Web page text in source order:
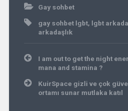
Gay sohbet
gay sohbet lgbt, lgbt
arkadaşlık
Yazı
gezinmesi
I am out to get the night
mana and stamina ?
KuirSpace gizli ve çok
ortamı sunar mutlaka katıl